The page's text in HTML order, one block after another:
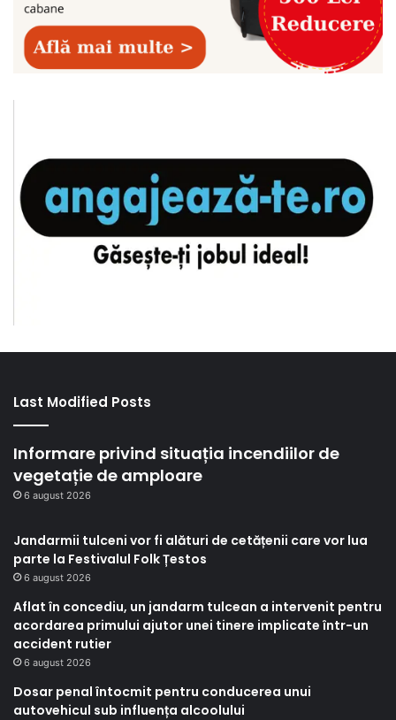
Last Modified Posts
Informare privind situația incendiilor de
vegetație de amploare
6 august 2026
Jandarmii tulceni vor fi alături de cetățenii care vor lua
parte la Festivalul Folk Țestos
6 august 2026
Aflat în concediu, un jandarm tulcean a intervenit pentru
acordarea primului ajutor unei tinere implicate într-un
accident rutier
6 august 2026
Dosar penal întocmit pentru conducerea unui
autovehicul sub influența alcoolului